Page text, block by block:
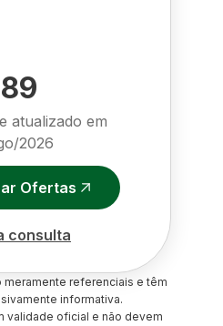
atualizado em
2026
Ofertas
consulta
referenciais e têm
informativa.
validade oficial e não devem